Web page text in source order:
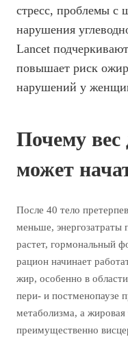
стресс, проблемы с
нарушения
Lancet
повышает риск
нарушений у
Почему вес
может
После 40 тело
меньше, энергозатраты
растет, гормональный
рацион начинает
жир, особенно в
пери- и постменопаузе
метаболизма, а жировая
преимущественно